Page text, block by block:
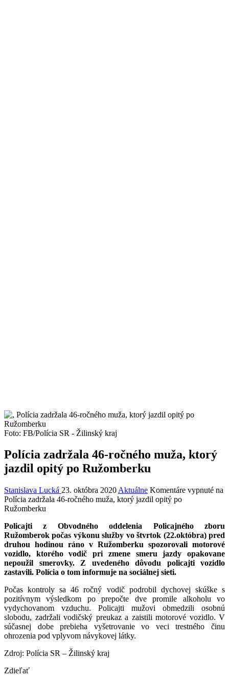
Foto: FB/Polícia SR - Žilinský kraj
Polícia zadržala 46-ročného muža, ktorý
jazdil opitý po Ružomberku
Stanislava Lucká 23. októbra 2020 Aktuálne Komentáre vypnuté na
Polícia zadržala 46-ročného muža, ktorý jazdil opitý po
Ružomberku
Policajti z Obvodného oddelenia Policajného zboru
Ružomberok počas výkonu služby vo štvrtok (22.októbra) pred
druhou hodinou ráno v Ružomberku spozorovali motorové
vozidlo, ktorého vodič pri zmene smeru jazdy opakovane
nepoužil smerovky. Z uvedeného dôvodu policajti vozidlo
zastavili. Polícia o tom informuje na sociálnej sieti.
Počas kontroly sa 46 ročný vodič podrobil dychovej skúške s
pozitívnym výsledkom po prepočte dve promile alkoholu vo
vydychovanom vzduchu. Policajti mužovi obmedzili osobnú
slobodu, zadržali vodičský preukaz a zaistili motorové vozidlo. V
súčasnej dobe prebieha vyšetrovanie vo veci trestného činu
ohrozenia pod vplyvom návykovej látky.
Zdroj: Polícia SR – Žilinský kraj
Zdieľať